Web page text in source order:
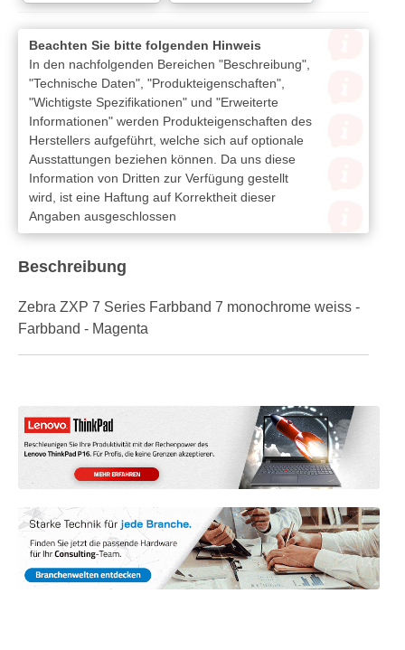
Beachten Sie bitte folgenden Hinweis
In den nachfolgenden Bereichen "Beschreibung",
"Technische Daten", "Produkteigenschaften",
"Wichtigste Spezifikationen" und "Erweiterte
Informationen" werden Produkteigenschaften des
Herstellers aufgeführt, welche sich auf optionale
Ausstattungen beziehen können. Da uns diese
Information von Dritten zur Verfügung gestellt
wird, ist eine Haftung auf Korrektheit dieser
Angaben ausgeschlossen
Beschreibung
Zebra ZXP 7 Series Farbband 7 monochrome weiss -
Farbband - Magenta